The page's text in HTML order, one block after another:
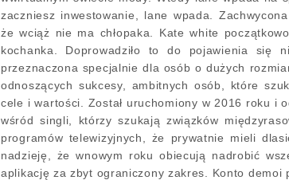
zaczniesz inwestowanie, lane wpada.
że wciąż nie ma chłopaka. Kate white
kochanka. Doprowadziło to do pojawienia się
przeznaczona specjalnie dla osób o dużych
odnoszących sukcesy, ambitnych osób, które
cele i wartości. Został uruchomiony w 2016 roku i
wśród singli, którzy szukają związków
programów telewizyjnych, że prywatnie mieli
nadzieję, że wnowym roku obiecują nadrobić
aplikację za zbyt ograniczony zakres. Konto demoi